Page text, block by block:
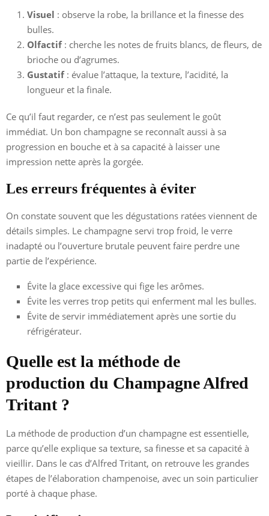
Visuel : observe la robe, la brillance et la finesse des
bulles.
Olfactif: cherche les notes de fruits blancs, de fleurs, de
brioche ou d’agrumes.
Gustatif: évalue l’attaque, la texture, l’acidité, la
longueur et la finale.
Ce qu’il faut regarder, ce n’est pas seulement le goût
immédiat. Un bon champagne se reconnaît aussi à sa
progression en bouche et à sa capacité à laisser une
impression nette après la gorgée.
Les erreurs fréquentes à éviter
On constate souvent que les dégustations ratées viennent de
détails simples. Le champagne servi trop froid, le verre
inadapté ou l’ouverture brutale peuvent faire perdre une
partie de l’expérience.
Évite la glace excessive qui fige les arômes.
Évite les verres trop petits qui enferment mal les bulles.
Évite de servir immédiatement après une sortie du
réfrigérateur.
Quelle est la méthode de
production du Champagne Alfred
Tritant ?
La méthode de production d’un champagne est essentielle,
parce qu’elle explique sa texture, sa finesse et sa capacité à
vieillir. Dans le cas d’Alfred Tritant, on retrouve les grandes
étapes de l’élaboration champenoise, avec un soin particulier
porté à chaque phase.